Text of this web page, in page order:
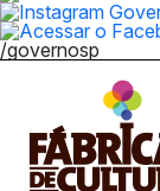
/governosp